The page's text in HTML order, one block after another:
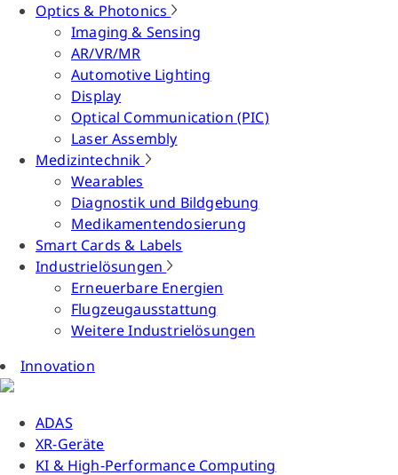
Optics & Photonics
Imaging & Sensing
AR/VR/MR
Automotive Lighting
Display
Optical Communication (PIC)
Laser Assembly
Medizintechnik
Wearables
Diagnostik und Bildgebung
Medikamentendosierung
Smart Cards & Labels
Industrielösungen
Erneuerbare Energien
Flugzeugausstattung
Weitere Industrielösungen
Innovation
ADAS
XR-Geräte
KI & High-Performance Computing